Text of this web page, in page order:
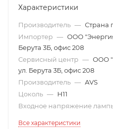
Характеристики
Производитель — Страна
Импортер — ООО
Берута 3Б, офис 208
Сервисный центр — ООО
ул. Берута 3Б, офис 208
Производитель — AVS
Цоколь — H11
Входное напряжение
Все характеристики